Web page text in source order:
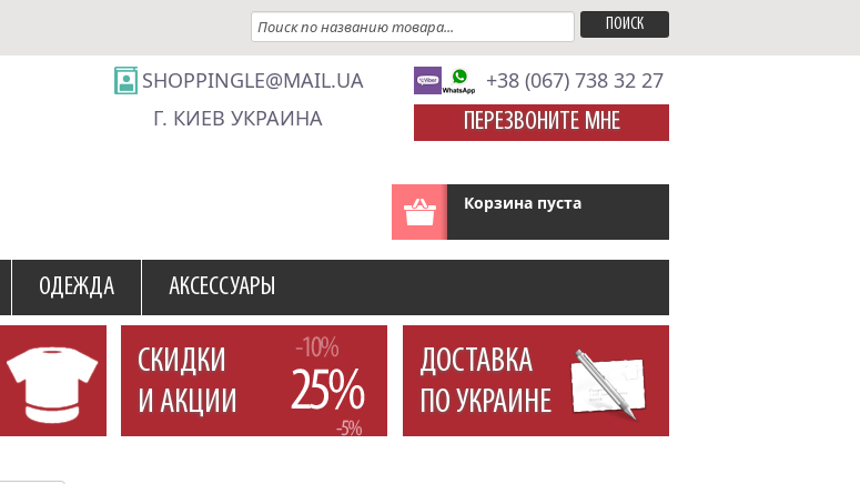
SHOPPINGLE@MAIL.UA
Г. КИЕВ УКРАИНА
+38 (067) 738 32 27
ПЕРЕЗВОНИТЕ МНЕ
Корзина пуста
ОДЕЖДА АКСЕССУАРЫ
СКИДКИ
И АКЦИИ
ДОСТАВКА
ПО УКРАИНЕ